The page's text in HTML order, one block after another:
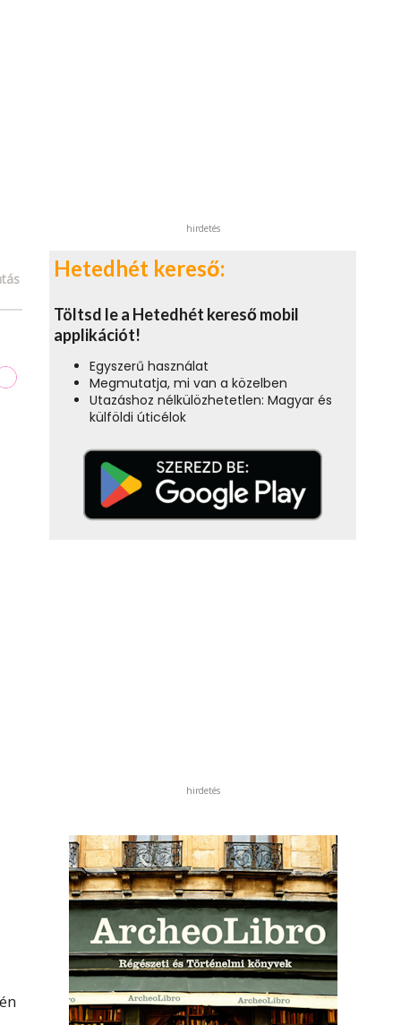
hirdetés
Hetedhét kereső:
Töltsd le a Hetedhét kereső mobil
applikációt!
Egyszerű használat
Megmutatja, mi van a közelben
Utazáshoz nélkülözhetetlen: Magyar és
külföldi úticélok
hirdetés